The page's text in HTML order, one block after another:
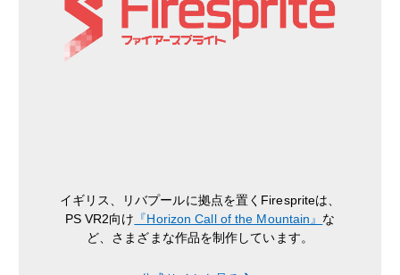
イギリス、リバプールに拠点を置くFirespriteは、
PS VR2向け 『Horizon Call of the Mountain』 な
ど、さまざまな作品を制作しています。